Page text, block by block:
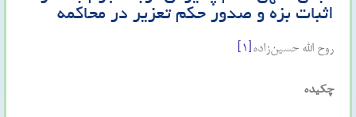
اثبات بزه و صدور حکم‌ تعزیر در محاکمه‌
روح الله حسین‌زاده[۱]
چکیده